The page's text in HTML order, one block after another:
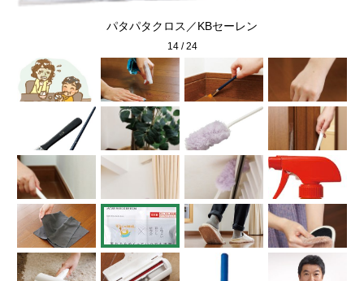
パタパタクロス／KBセーレン
14/24